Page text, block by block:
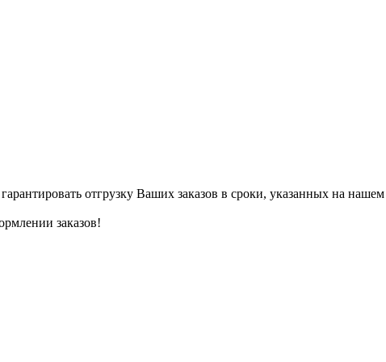
отгрузку Ваших заказов в сроки, указанных на нашем
заказов!